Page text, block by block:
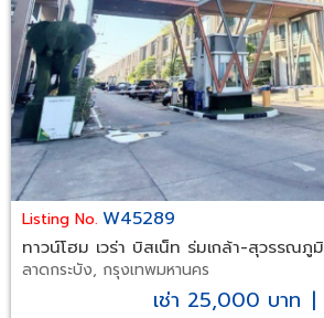
Listing No. W45289
ทาวน์โฮม เวร่า บิสเน็ท ร่มเกล้า-สุวรรณภูมิ
ลาดกระบัง, กรุงเทพมหานคร
|
เช่า 25,000 บาท